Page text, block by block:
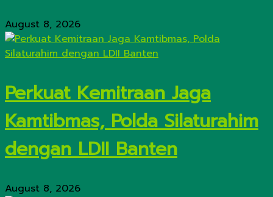
August 8, 2026
Perkuat Kemitraan Jaga
Kamtibmas, Polda Silaturahim
dengan LDII Banten
August 8, 2026